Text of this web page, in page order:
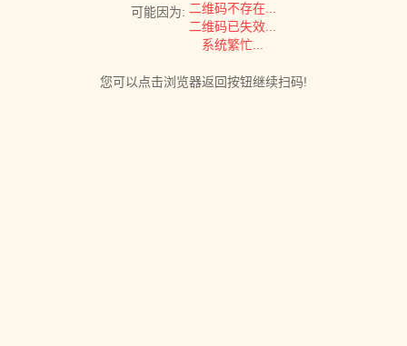
可能因为: 二维码不存在...
二维码已失效...
系统繁忙...
您可以点击浏览器返回按钮继续扫码!